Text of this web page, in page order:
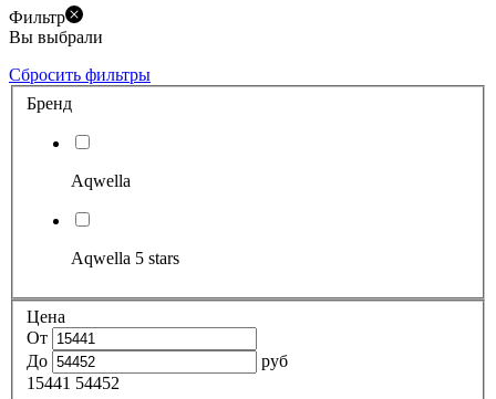
Фильтр
Вы выбрали
Сбросить фильтры
Бренд
Aqwella
Aqwella 5 stars
Цена
От
До
руб
15441 54452